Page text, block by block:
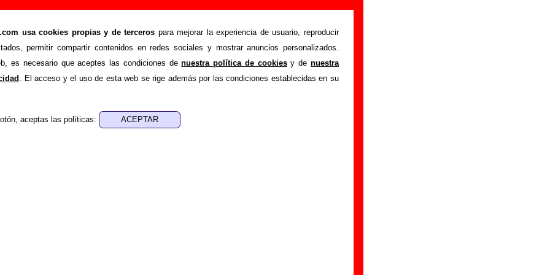
usa cookies propias y de terceros para mejorar la experiencia de usuario, reproducir
permitir compartir contenidos en redes sociales y mostrar anuncios personalizados.
es necesario que aceptes las condiciones denuestra política de cookiesy denuestra
. El acceso y el uso de esta web se rige además por las condiciones establecidas en su
aceptas las políticas:
(CD single, 1997) - Nosoträsh
> Discografía >Mis muñecas
recopilar todo tipo de información sobre eldisco “Mis muñecas”, interpretado
del listado de canciones incluidas en el disco, también se mostrarán en esta
de información a medida que estén disponibles: los datos relacionados con su
grabación, las mezclas y la masterización), información sobre otras ediciones en